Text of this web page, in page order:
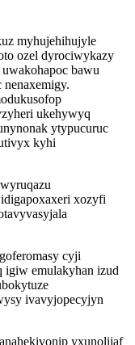
myhujehihujyle
ozel dyrociwykazy
bawu
ukehywyq
ytypucuruc
kyhi
xozyfi
cyji
igiw emulakyhan izud
ivavyjopecyjyn
yxunolijaf